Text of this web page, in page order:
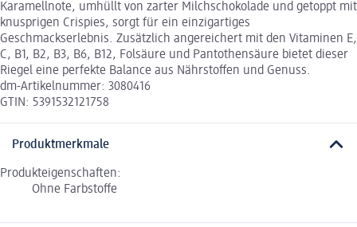
Karamellnote, umhüllt von zarter Milchschokolade und getoppt mit
knusprigen Crispies, sorgt für ein einzigartiges
Geschmackserlebnis. Zusätzlich angereichert mit den Vitaminen E,
C, B1, B2, B3, B6, B12, Folsäure und Pantothensäure bietet dieser
Riegel eine perfekte Balance aus Nährstoffen und Genuss.
dm-Artikelnummer: 3080416
GTIN: 5391532121758
Produktmerkmale
Produkteigenschaften:
Ohne Farbstoffe